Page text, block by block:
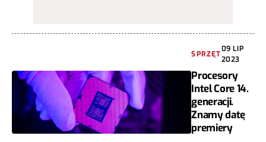
SPRZĘT
09 LIP
2023
Procesory
Intel Core 14.
generacji.
Znamy datę
premiery